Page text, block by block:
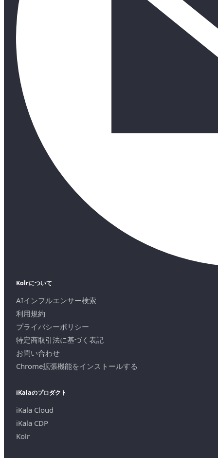
Kolrについて
AIインフルエンサー検索
利用規約
プライバシーポリシー
特定商取引法に基づく表記
お問い合わせ
Chrome拡張機能をインストールする
iKalaのプロダクト
iKala Cloud
iKala CDP
Kolr